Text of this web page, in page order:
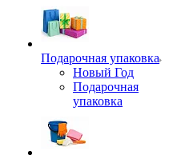
Подарочная упаковка
Новый Год
Подарочная
упаковка